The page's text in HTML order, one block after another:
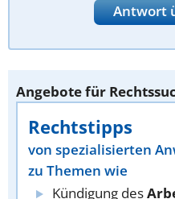
Antwort
Angebote für
Rechtstipps
von spezialisierten
zu Themen wie
Kündigung des